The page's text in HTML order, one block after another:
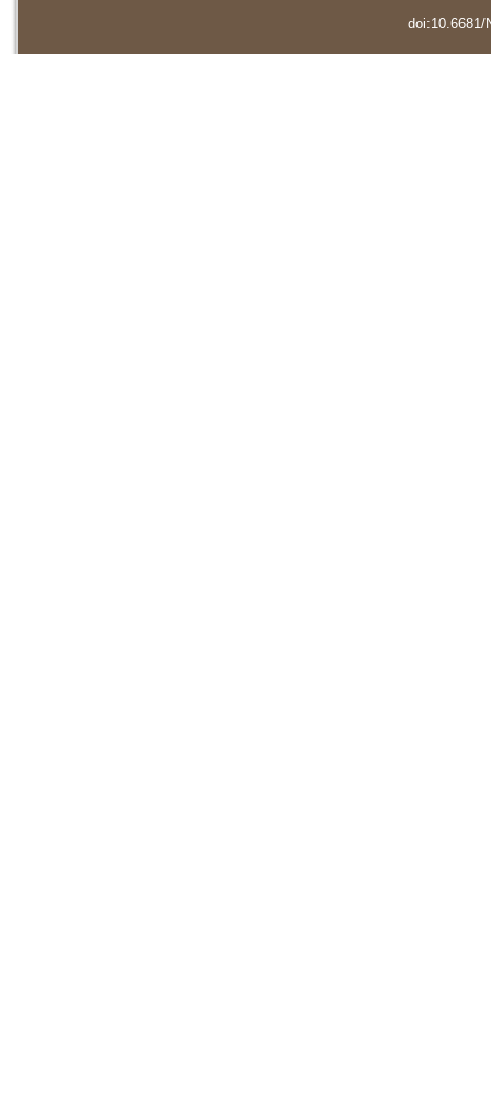
doi:10.6681/